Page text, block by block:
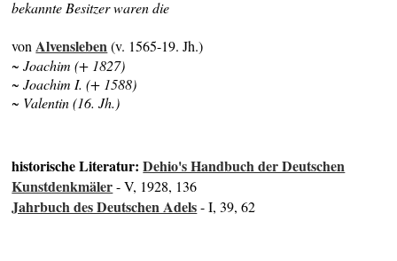
bekannte Besitzer waren die
von Alvensleben(v. 1565-19. Jh.)
~ Joachim (+ 1827)
~ Joachim I. (+ 1588)
~ Valentin (16. Jh.)
historische Literatur:Dehio's Handbuch der Deutschen
Kunstdenkmäler- V, 1928, 136
Jahrbuch des Deutschen Adels- I, 39, 62